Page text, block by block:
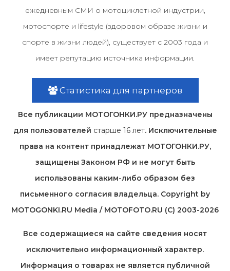
ежедневным СМИ о мотоциклетной индустрии,
мотоспорте и lifestyle (здоровом образе жизни и
спорте в жизни людей), существует с 2003 года и
имеет репутацию источника информации.
Статистика для партнеров
Все публикации МОТОГОНКИ.РУ предназначены
для пользователей старше 16 лет. Исключительные
права на контент принадлежат МОТОГОНКИ.РУ,
защищены Законом РФ и не могут быть
использованы каким-либо образом без
письменного согласия владельца. Copyright by
MOTOGONKI.RU Media / MOTOFOTO.RU (C) 2003-2026
Все содержащиеся на cайте сведения носят
исключительно информационный характер.
Информация о товарах не является публичной